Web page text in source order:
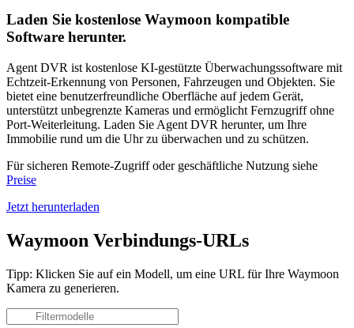
Laden Sie kostenlose Waymoon kompatible
Software herunter.
Agent DVR ist kostenlose KI-gestützte Überwachungssoftware mit
Echtzeit-Erkennung von Personen, Fahrzeugen und Objekten. Sie
bietet eine benutzerfreundliche Oberfläche auf jedem Gerät,
unterstützt unbegrenzte Kameras und ermöglicht Fernzugriff ohne
Port-Weiterleitung. Laden Sie Agent DVR herunter, um Ihre
Immobilie rund um die Uhr zu überwachen und zu schützen.
Für sicheren Remote-Zugriff oder geschäftliche Nutzung siehe
Preise
Jetzt herunterladen
Waymoon Verbindungs-URLs
Tipp: Klicken Sie auf ein Modell, um eine URL für Ihre Waymoon
Kamera zu generieren.